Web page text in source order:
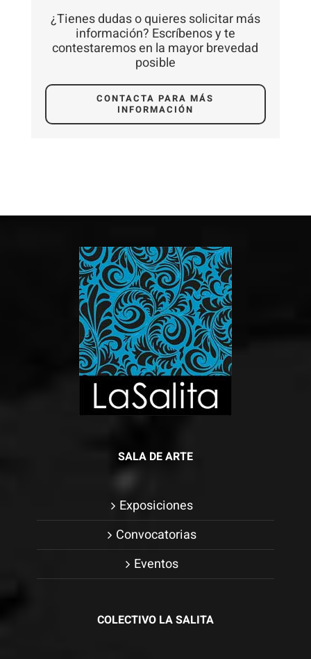
¿Tienes dudas o quieres solicitar más
información? Escríbenos y te
contestaremos en la mayor brevedad
posible
CONTACTA PARA MÁS
INFORMACIÓN
SALA DE ARTE
Exposiciones
Convocatorias
Eventos
COLECTIVO LA SALITA